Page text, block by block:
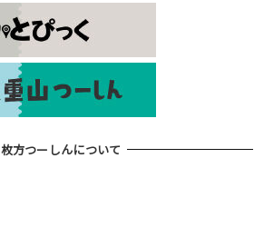
枚方つーしんについて